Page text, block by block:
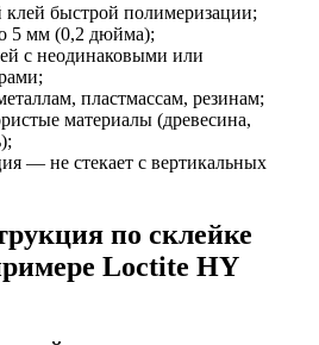
быстрой полимеризации;
5 мм (0,2 дюйма);
с неодинаковыми или
пластмассам, резинам;
материалы (древесина,
— не стекает с вертикальных
по склейке
Loctite HY